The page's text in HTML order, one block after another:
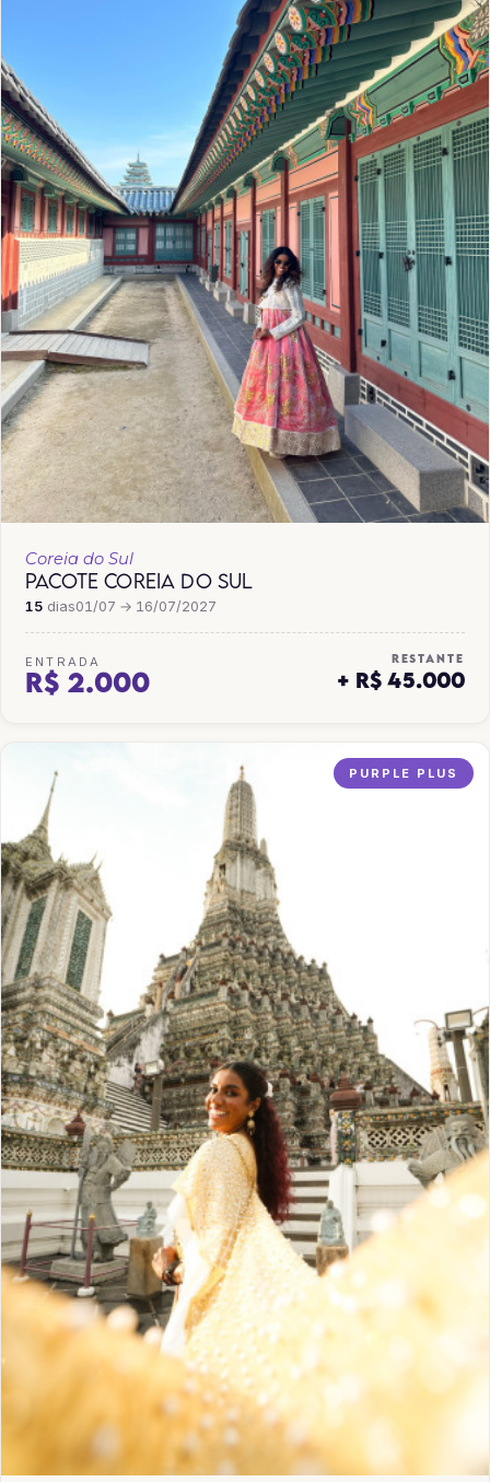
Coreia do Sul
PACOTE COREIA DO SUL
15 dias01/07 → 16/07/2027
ENTRADA
R$ 2.000
RESTANTE
+ R$ 45.000
PURPLE PLUS